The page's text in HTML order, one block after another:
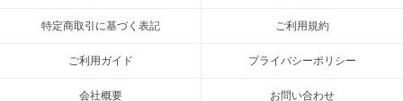
特定商取引に基づく表記 ご利用規約
ご利用ガイド プライバシーポリシー
会社概要 お問い合わせ